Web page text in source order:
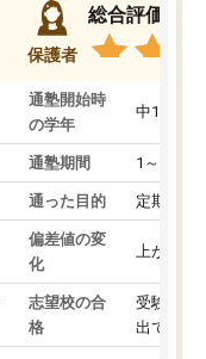
保護者
総合評価
通塾開始時
の学年
中1
通塾期間 1～3ヵ月
通った目的 定期テス
偏差値の変
化
上がった
志望校の合
格
受験して
出ていな